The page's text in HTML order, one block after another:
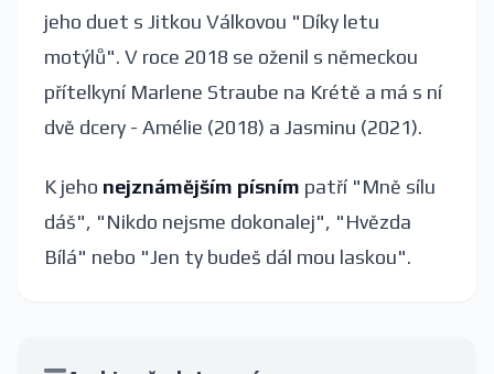
jeho duet s Jitkou Válkovou "Díky letu
motýlů". V roce 2018 se oženil s německou
přítelkyní Marlene Straube na Krétě a má s ní
dvě dcery - Amélie (2018) a Jasminu (2021).
K jeho nejznámějším písním patří "Mně sílu
dáš", "Nikdo nejsme dokonalej", "Hvězda
Bílá" nebo "Jen ty budeš dál mou laskou".